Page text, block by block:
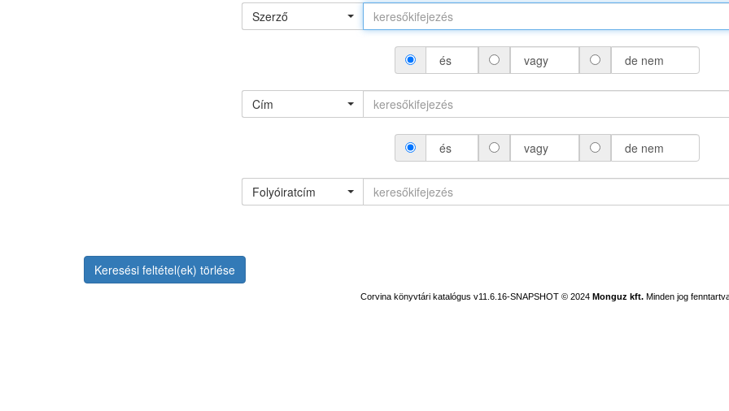
Szerző
és vagy de nem
Cím
és vagy de nem
Folyóiratcím
Keresési feltétel(ek) törlése
Corvina könyvtári katalógus v11.6.16-SNAPSHOT © 2024 Monguz kft. Minden jog